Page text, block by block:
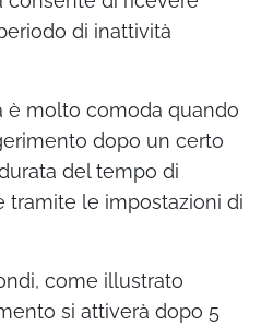
di inattività
è molto comoda quando
dopo un certo
del tempo di
tramite le impostazioni di
come illustrato
si attiverà dopo 5